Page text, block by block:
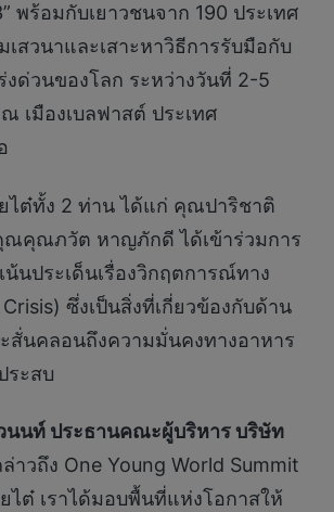
พร้อมกับเยาวชนจาก 190 ประเทศ
เสวนาและเสาะหาวิธีการรับมือกับ
งด่วนของโลก ระหว่างวันที่ 2-5
เมืองเบลฟาสต์ ประเทศ
ไต๋ทั้ง 2 ท่าน ได้แก่ คุณปาริชาติ
ณคุณภวัต หาญภักดี ได้เข้าร่วมการ
น้นประเด็นเรื่องวิกฤตการณ์ทาง
ซึ่งเป็นสิ่งที่เกี่ยวข้องกับด้าน
สั่นคลอนถึงความมั่นคงทางอาหาร
ระสบ
นนท์ ประธานคณะผู้บริหาร บริษัท
าวถึง One Young World Summit
ไต๋ เราได้มอบพื้นที่แห่งโอกาสให้